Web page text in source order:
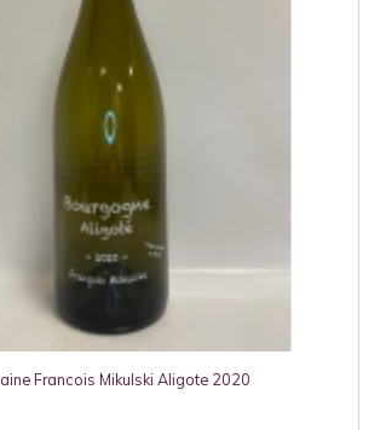
Francois Mikulski Aligote 2020